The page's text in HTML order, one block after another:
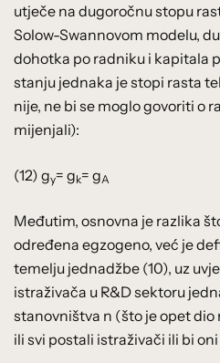
utječe na dugoročnu stopu
Solow-Swannovom modelu,
dohotka po radniku i kapitala
stanju jednaka je stopi rasta
nije, ne bi se moglo govoriti o
mijenjali):
(12) gy= gk= gA
Međutim, osnovna je razlika
određena egzogeno, već je
temelju jednadžbe (10), uz
istraživača u R&D sektoru
stanovništva n (što je opet dio
ili svi postali istraživači ili bi